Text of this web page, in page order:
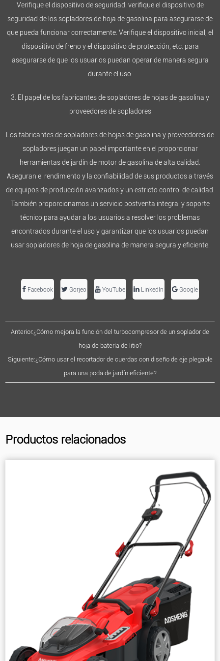
Verifique el dispositivo de seguridad: verifique el dispositivo de
seguridad de los sopladores de hoja de gasolina para asegurarse de
que pueda funcionar correctamente. Verifique el dispositivo inicial, el
dispositivo de freno y el dispositivo de protección, etc. para
asegurarse de que los usuarios puedan operar de manera segura
durante el uso.
3. El papel de los fabricantes de sopladores de hojas de gasolina y
proveedores de sopladores
Los fabricantes de sopladores de hojas de gasolina y proveedores de
sopladores juegan un papel importante en el proporcionar
herramientas de jardín de motor de gasolina de alta calidad.
Aseguran el rendimiento y la confiabilidad de sus productos a través
de equipos de producción avanzados y un estricto control de calidad.
También proporcionamos un servicio postventa integral y soporte
técnico para ayudar a los usuarios a resolver los problemas
encontrados durante el uso y garantizar que los usuarios puedan
usar sopladores de hoja de gasolina de manera segura y eficiente.
Facebook Gorjeo YouTube LinkedIn Google
Anterior:¿Cómo mejora la función del turbocompresor de un soplador de
hoja de batería de litio?
Siguiente:¿Cómo usar el recortador de cuerdas con diseño de eje plegable
para una poda de jardín eficiente?
Productos relacionados